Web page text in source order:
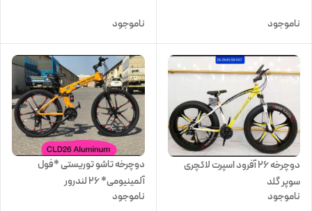
ناموجود ناموجود
دوچرخه 26 آفرود اسپرت لاکچری
سوپر گلد
ناموجود
دوچرخه تاشو توریستی *فول
آلمینیومی* ۲۶ لندرور
ناموجود